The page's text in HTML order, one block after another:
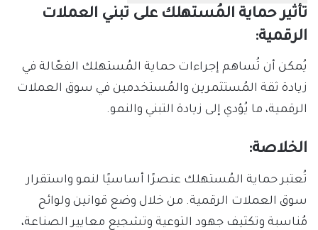
تأثير حماية المُستهلك على تبني العملات
الرقمية:
يُمكن أن تُساهم إجراءات حماية المُستهلك الفعّالة في
زيادة ثقة المُستثمرين والمُستخدمين في سوق العملات
الرقمية، ما يُؤدي إلى زيادة التبني والنمو.
الخلاصة:
تُعتبر حماية المُستهلك عنصرًا أساسيًا لنمو واستقرار
سوق العملات الرقمية. من خلال وضع قوانين ولوائح
مُناسبة وتكثيف جهود التوعية وتشجيع معايير الصناعة،